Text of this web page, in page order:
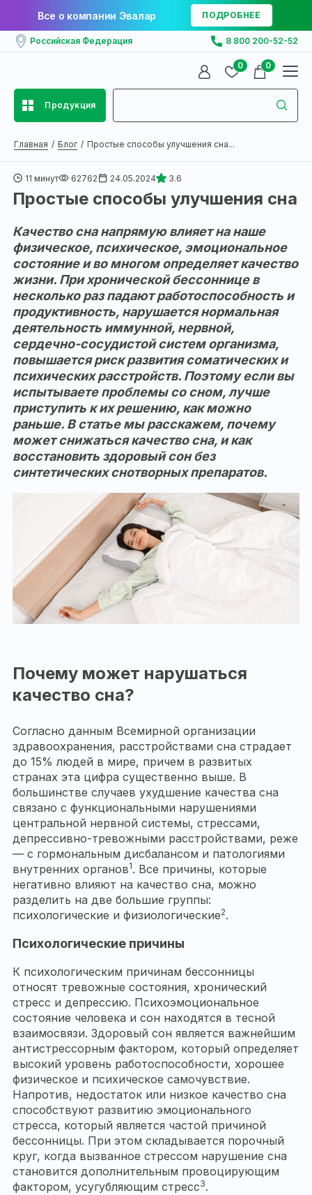
Все о компании Эвалар ПОДРОБНЕЕ
Российская Федерация 8 800 200-52-52
0 0
Продукция
Главная Блог Простые способы улучшения сна...
11 минут 62762 24.05.2024 3.6
Простые способы улучшения сна
Качество сна напрямую влияет на наше
физическое, психическое, эмоциональное
состояние и во многом определяет качество
жизни. При хронической бессоннице в
несколько раз падают работоспособность и
продуктивность, нарушается нормальная
деятельность иммунной, нервной,
сердечно-сосудистой систем организма,
повышается риск развития соматических и
психических расстройств. Поэтому если вы
испытываете проблемы со сном, лучше
приступить к их решению, как можно
раньше. В статье мы расскажем, почему
может снижаться качество сна, и как
восстановить здоровый сон без
синтетических снотворных препаратов.
Почему может нарушаться
качество сна?
Согласно данным Всемирной организации
здравоохранения, расстройствами сна страдает
до 15% людей в мире, причем в развитых
странах эта цифра существенно выше. В
большинстве случаев ухудшение качества сна
связано с функциональными нарушениями
центральной нервной системы, стрессами,
депрессивно-тревожными расстройствами, реже
— с гормональным дисбалансом и патологиями
внутренних органов1. Все причины, которые
негативно влияют на качество сна, можно
разделить на две большие группы:
психологические и физиологические2.
Психологические причины
К психологическим причинам бессонницы
относят тревожные состояния, хронический
стресс и депрессию. Психоэмоциональное
состояние человека и сон находятся в тесной
взаимосвязи. Здоровый сон является важнейшим
антистрессорным фактором, который определяет
высокий уровень работоспособности, хорошее
физическое и психическое самочувствие.
Напротив, недостаток или низкое качество сна
способствуют развитию эмоционального
стресса, который является частой причиной
бессонницы. При этом складывается порочный
круг, когда вызванное стрессом нарушение сна
становится дополнительным провоцирующим
фактором, усугубляющим стресс3.